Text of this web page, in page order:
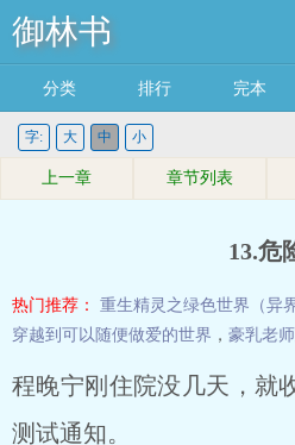
御林书
分类 排行 完本
字: 大 中 小
上一章 章节列表
13.危
热门推荐： 重生精灵之绿色世界（异
穿越到可以随便做爱的世界 ， 豪乳老
程晚宁刚住院没几天，就
测试通知。